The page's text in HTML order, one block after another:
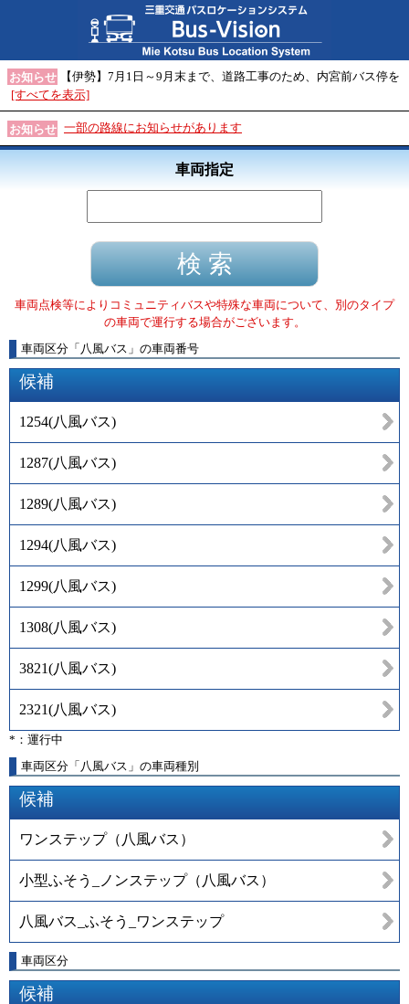
お知らせ
【伊勢】7月1日～9月末まで、道路工事のため、内宮前バス停を
[すべてを表示]
お知らせ 一部の路線にお知らせがあります
車両指定
車両点検等によりコミュニティバスや特殊な車両について、別のタイプ
の車両で運行する場合がございます。
車両区分 「 八風バス 」 の車両番号
候補
1254(八風バス)
1287(八風バス)
1289(八風バス)
1294(八風バス)
1299(八風バス)
1308(八風バス)
3821(八風バス)
2321(八風バス)
*：運行中
車両区分「八風バス」の車両種別
候補
ワンステップ（八風バス）
小型ふそう_ノンステップ（八風バス）
八風バス_ふそう_ワンステップ
車両区分
候補